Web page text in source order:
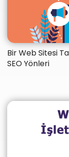
Bir Web Sitesi
SEO Yönleri